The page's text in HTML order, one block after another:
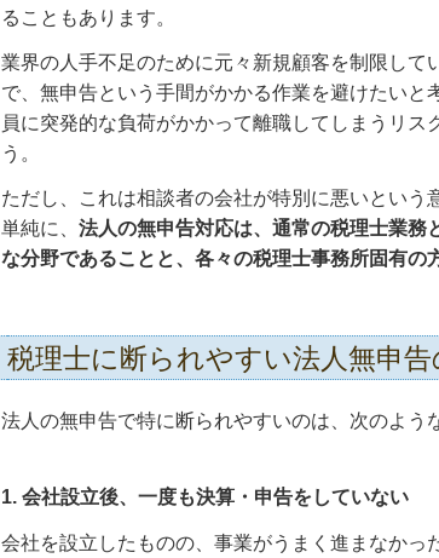
ることもあります。
業界の人手不足のために元々新規顧客を制限して
で、無申告という手間がかかる作業を避けたいと
員に突発的な負荷がかかって離職してしまうリス
う。
ただし、これは相談者の会社が特別に悪いという
単純に、 法人の無申告対応は、通常の税理士業務
な分野であることと、各々の税理士事務所固有の
税理士に断られやすい法人無申告
法人の無申告で特に断られやすいのは、次のよう
1. 会社設立後、一度も決算・申告をしていない
会社を設立したものの、事業がうまく進まなかっ